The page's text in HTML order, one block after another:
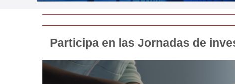
Participa en las Jornadas de